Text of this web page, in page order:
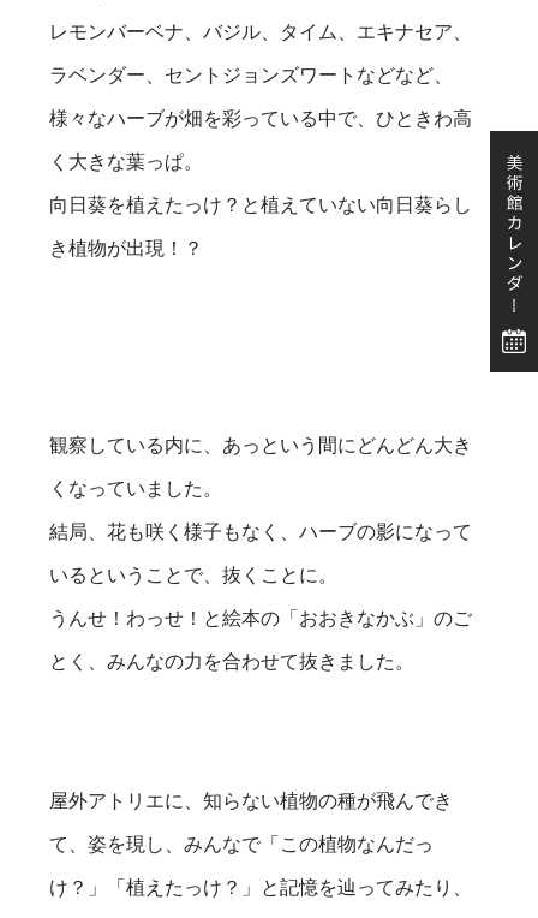
レモンバーベナ、バジル、タイム、エキナセア、
ラベンダー、セントジョンズワートなどなど、
様々なハーブが畑を彩っている中で、ひときわ高
く大きな葉っぱ。
向日葵を植えたっけ？と植えていない向日葵らし
き植物が出現！？
観察している内に、あっという間にどんどん大き
くなっていました。
結局、花も咲く様子もなく、ハーブの影になって
いるということで、抜くことに。
うんせ！わっせ！と絵本の「おおきなかぶ」のご
とく、みんなの力を合わせて抜きました。
屋外アトリエに、知らない植物の種が飛んでき
て、姿を現し、みんなで「この植物なんだっ
け？」「植えたっけ？」と記憶を辿ってみたり、